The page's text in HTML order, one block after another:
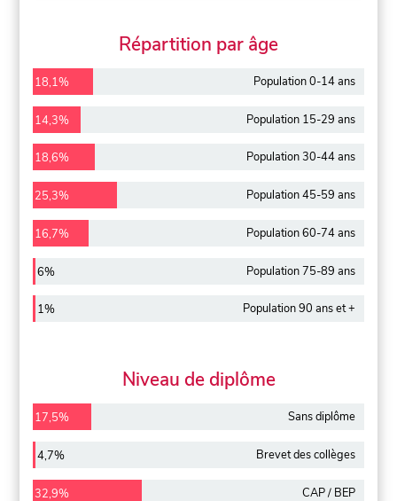
Répartition par âge
18,1% Population 0-14 ans
14,3% Population 15-29 ans
18,6% Population 30-44 ans
25,3% Population 45-59 ans
16,7% Population 60-74 ans
6% Population 75-89 ans
1% Population 90 ans et +
Niveau de diplôme
17,5% Sans diplôme
4,7% Brevet des collèges
32,9% CAP / BEP